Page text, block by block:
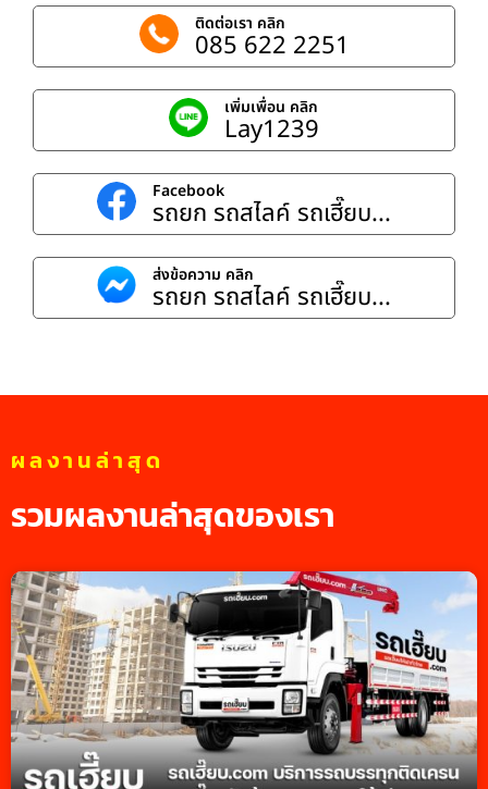
ติดต่อเรา คลิก
085 622 2251
เพิ่มเพื่อน คลิก
Lay1239
Facebook
รถยก รถสไลค์ รถเฮี๊ยบ...
ส่งข้อความ คลิก
รถยก รถสไลค์ รถเฮี๊ยบ...
ผลงานล่าสุด
รวมผลงานล่าสุดของเรา